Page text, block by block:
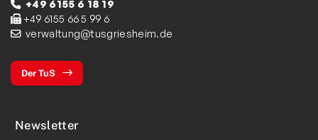
+49 6155 6 18 19
+49 6155 66 5 99 6
verwaltung@tusgriesheim.de
Der TuS
Newsletter